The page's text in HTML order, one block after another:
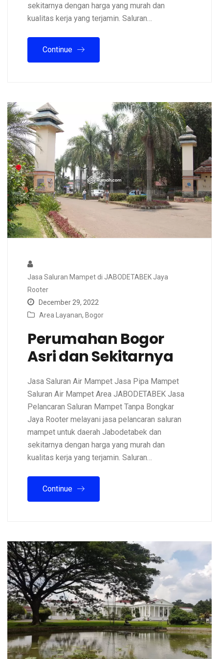
sekitarnya dengan harga yang murah dan
kualitas kerja yang terjamin. Saluran…
Continue
Jasa Saluran Mampet di JABODETABEK Jaya
Rooter
December 29, 2022
Area Layanan, Bogor
Perumahan Bogor
Asri dan Sekitarnya
Jasa Saluran Air Mampet Jasa Pipa Mampet
Saluran Air Mampet Area JABODETABEK Jasa
Pelancaran Saluran Mampet Tanpa Bongkar
Jaya Rooter melayani jasa pelancaran saluran
mampet untuk daerah Jabodetabek dan
sekitarnya dengan harga yang murah dan
kualitas kerja yang terjamin. Saluran…
Continue